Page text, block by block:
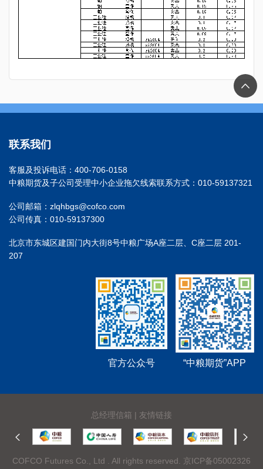
联系我们
客服及投诉电话：400-706-0158
中粮期货及子公司受理中小企业拖欠线索联系方式：010-59137321
公司邮箱：zlqhbgs@cofco.com
公司传真：010-59137300
北京市东城区建国门内大街8号中粮广场A座二层、C座二层 201-
207
官方公众号 “中粮期货”APP
总经理信箱 | 友情链接
COFCO Futures Co., Ltd . All rights reserved. 京ICP备05002326